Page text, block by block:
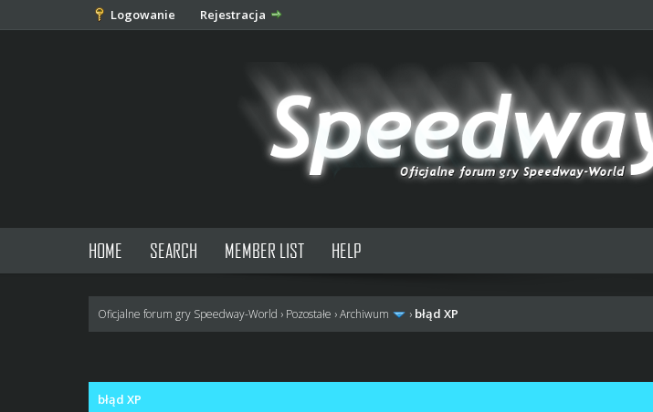
Logowanie Rejestracja
HOME SEARCH MEMBER LIST HELP
Oficjalne forum gry Speedway-World › Pozostałe ›Archiwum › błąd XP
błąd XP